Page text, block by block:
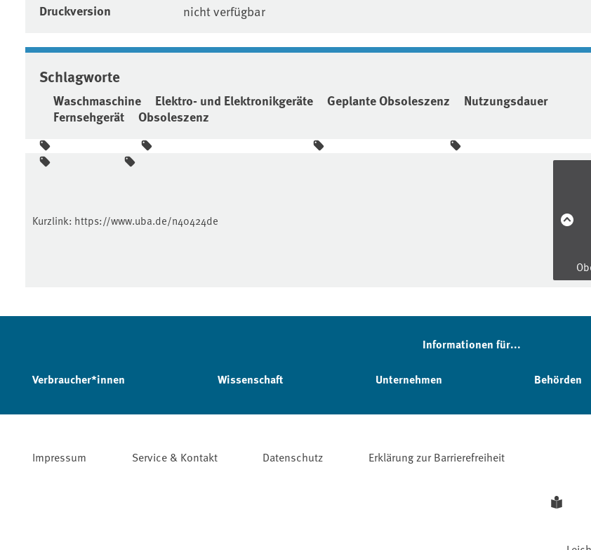
Druckversion nicht verfügbar
Schlagworte
Waschmaschine Elektro- und Elektronikgeräte Geplante Obsoleszenz
Nutzungsdauer
Fernsehgerät
Obsoleszenz
Kurzlink: https://www.uba.de/n40424de
Informationen für...
Verbraucher*innen Wissenschaft Unternehmen Behörden
Impressum Service & Kontakt Datenschutz Erklärung zur Barrierefreiheit